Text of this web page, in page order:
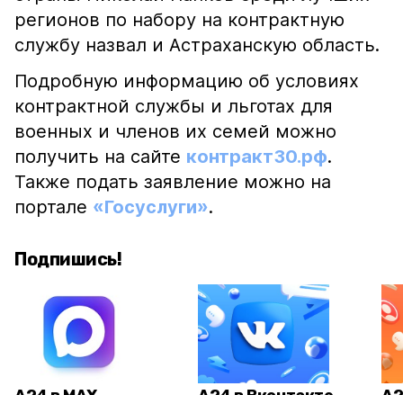
регионов по набору на контрактную
службу назвал и Астраханскую область.
Подробную информацию об условиях
контрактной службы и льготах для
военных и членов их семей можно
получить на сайте контракт30.рф.
Также подать заявление можно на
портале «Госуслуги».
Подпишись!